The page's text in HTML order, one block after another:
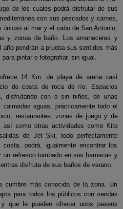
de los cuales podrá disfrutar de sus
con sus pescados y carnes,
al mar y el cabo de San Antonio,
y zonas de baño. Los amaneceres y
año pondrán a prueba sus sentidos más
pintar o fotografiar, sin igual.
14 Km. de playa de arena casi
de costa de roca de río. Espacios
disfrutando con o sin niños, de unas
aguas, prácticamente todo el
restaurantes, zonas de juego y de
así como otras actividades como Kite
de Jet Ski, todo perfectamente
podrá, igualmente encontrar los
un refresco tumbado en sus hamacas y
disfruta de sus baños de verano.
cumbre más conocida de la zona. Un
para todos los públicos con sendas
que le pueden ofrecer unos paseos